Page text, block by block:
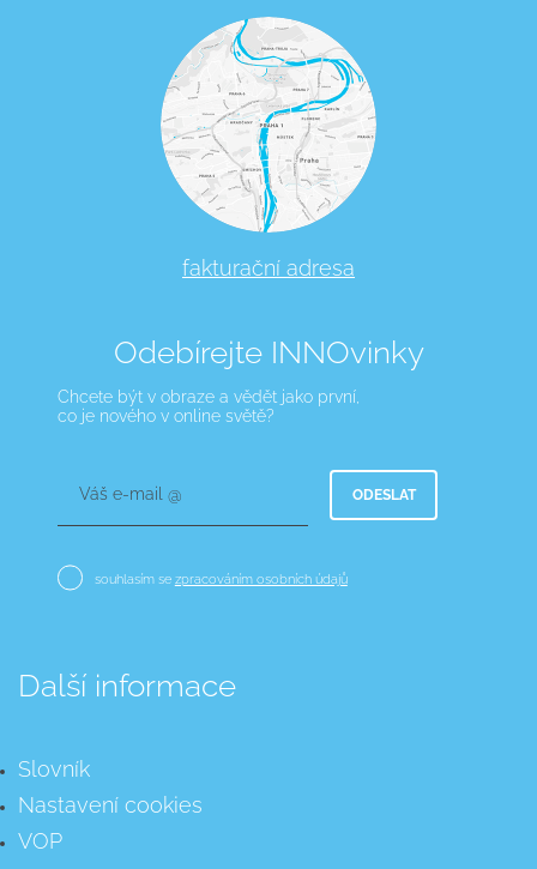
fakturační adresa
Další informace
Slovník
Nastavení cookies
VOP
Odebírejte INNOvinky
Chcete být v obraze a vědět jako první,
co je nového v online světě?
Váš e-mail @ ODESLAT
souhlasím se zpracováním osobních údajů